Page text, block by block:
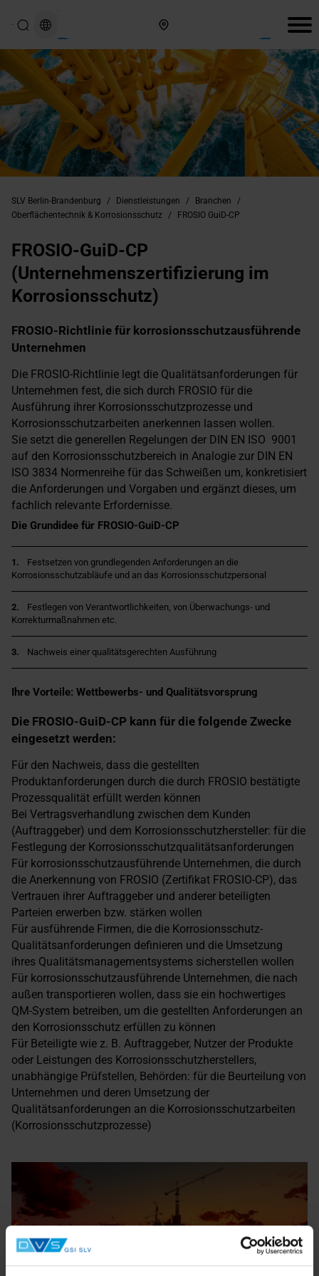
SLV Berlin-Brandenburg / Dienstleistungen / Branchen
/
Oberflächentechnik & Korrosionsschutz
/ FROSIO GuiD-CP
FROSIO-GuiD-CP
(Unternehmenszertifizierung im
Korrosionsschutz)
FROSIO-Richtlinie für korrosionsschutzausführende
Unternehmen
Die FROSIO-Richtlinie legt die Qualitätsanforderungen für
Unternehmen fest, die sich durch FROSIO für die
Ausführung ihrer Korrosionsschutzprozesse und
Korrosionsschutzarbeiten anerkennen lassen wollen.
Sie setzt die generellen Regelungen der DIN EN ISO 9001
auf den Korrosionsschutzbereich in Analogie zur DIN EN
ISO 3834 Normenreihe für das Schweißen um, konkretisiert
die Anforderungen und Vorgaben und ergänzt dieses, um
fachlich relevante Erfordernisse.
Die Grundidee für FROSIO-GuiD-CP
1.
Festsetzen von grundlegenden Anforderungen an die
Korrosionsschutzabläufe und an das Korrosionsschutzpersonal
2.
Festlegen von Verantwortlichkeiten, von Überwachungs- und
Korrekturmaßnahmen etc.
3. Nachweis einer qualitätsgerechten Ausführung
Ihre Vorteile: Wettbewerbs- und Qualitätsvorsprung
Die FROSIO-GuiD-CP kann für die folgende Zwecke
eingesetzt werden:
Für den Nachweis, dass die gestellten
Produktanforderungen durch die durch FROSIO bestätigte
Prozessqualität erfüllt werden können
Bei Vertragsverhandlung zwischen dem Kunden
(Auftraggeber) und dem Korrosionsschutzhersteller: für die
Festlegung der Korrosionsschutzqualitätsanforderungen
Für korrosionsschutzausführende Unternehmen, die durch
die Anerkennung von FROSIO (Zertifikat FROSIO-CP), das
Vertrauen ihrer Auftraggeber und anderer beteiligten
Parteien erwerben bzw. stärken wollen
Für ausführende Firmen, die die Korrosionsschutz-
Qualitätsanforderungen definieren und die Umsetzung
ihres Qualitätsmanagementsystems sicherstellen wollen
Für korrosionsschutzausführende Unternehmen, die nach
außen transportieren wollen, dass sie ein hochwertiges
QM-System betreiben, um die gestellten Anforderungen an
den Korrosionsschutz erfüllen zu können
Für Beteiligte wie z. B. Auftraggeber, Nutzer der Produkte
oder Leistungen des Korrosionsschutzherstellers,
unabhängige Prüfstellen, Behörden: für die Beurteilung von
Unternehmen und deren Umsetzung der
Qualitätsanforderungen an die Korrosionsschutzarbeiten
(Korrosionsschutzprozesse)